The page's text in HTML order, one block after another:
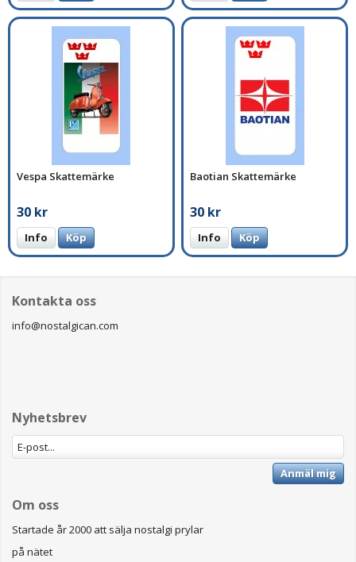
Vespa Skattemärke
30 kr
Info Köp
Baotian Skattemärke
30 kr
Info Köp
Kontakta oss
info@nostalgican.com
Nyhetsbrev
Anmäl mig
Om oss
Startade år 2000 att sälja nostalgi prylar
på nätet